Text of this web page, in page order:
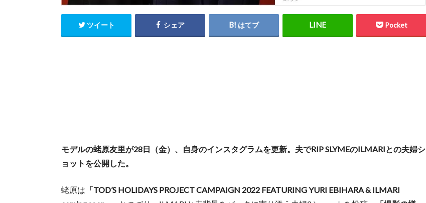
ツイート シェア はてブ Pocket
モデルの蛯原友里が28日（金）、自身のインスタグラムを更新。夫でRIP SLYMEのILMARIとの夫婦シ
ョットを公開した。
蛯原は 「TOD’S HOLIDAYS PROJECT CAMPAIGN 2022 FEATURING YURI EBIHARA & ILMARI